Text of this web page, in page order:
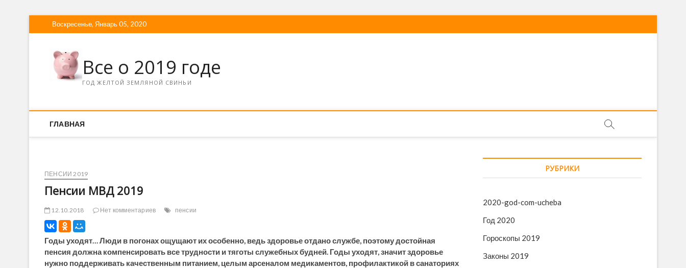
Воскресенье, Январь 05, 2020
Все о 2019 годе
ГОД ЖЕЛТОЙ ЗЕМЛЯНОЙ СВИНЬИ
ГЛАВНАЯ
ПЕНСИИ 2019
Пенсии МВД 2019
12.10.2018 Нет комментариев пенсии
Годы уходят… Люди в погонах ощущают их особенно, ведь здоровье отдано службе, поэтому достойная
пенсия должна компенсировать все трудности и тяготы служебных будней. Годы уходят, значит здоровье
нужно поддерживать качественным питанием, целым арсеналом медикаментов, профилактикой в санаториях
РУБРИКИ
2020-god-com-ucheba
Год 2020
Гороскопы 2019
Законы 2019